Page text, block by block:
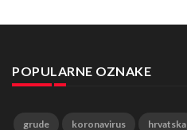
POPULARNE OZNAKE
grude koronavirus hrvatska